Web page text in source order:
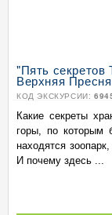
"Пять секретов
Верхняя Пресня
КОД ЭКСКУРСИИ:
Какие секреты
горы, по которым
находятся
И почему здесь ...